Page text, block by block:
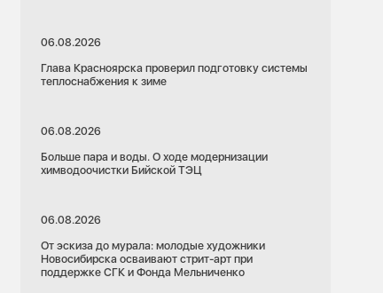
06.08.2026
Глава Красноярска проверил подготовку системы
теплоснабжения к зиме
06.08.2026
Больше пара и воды. О ходе модернизации
химводоочистки Бийской ТЭЦ
06.08.2026
От эскиза до мурала: молодые художники
Новосибирска осваивают стрит-арт при
поддержке СГК и Фонда Мельниченко